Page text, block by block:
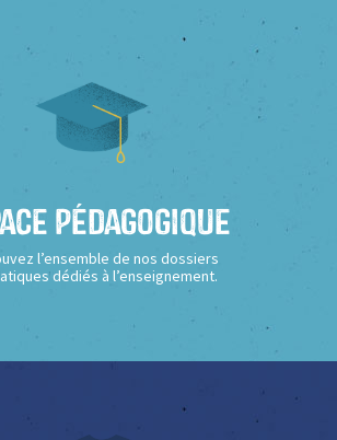
Pédagogique
l’ensemble de nos dossiers
dédiés à l’enseignement.